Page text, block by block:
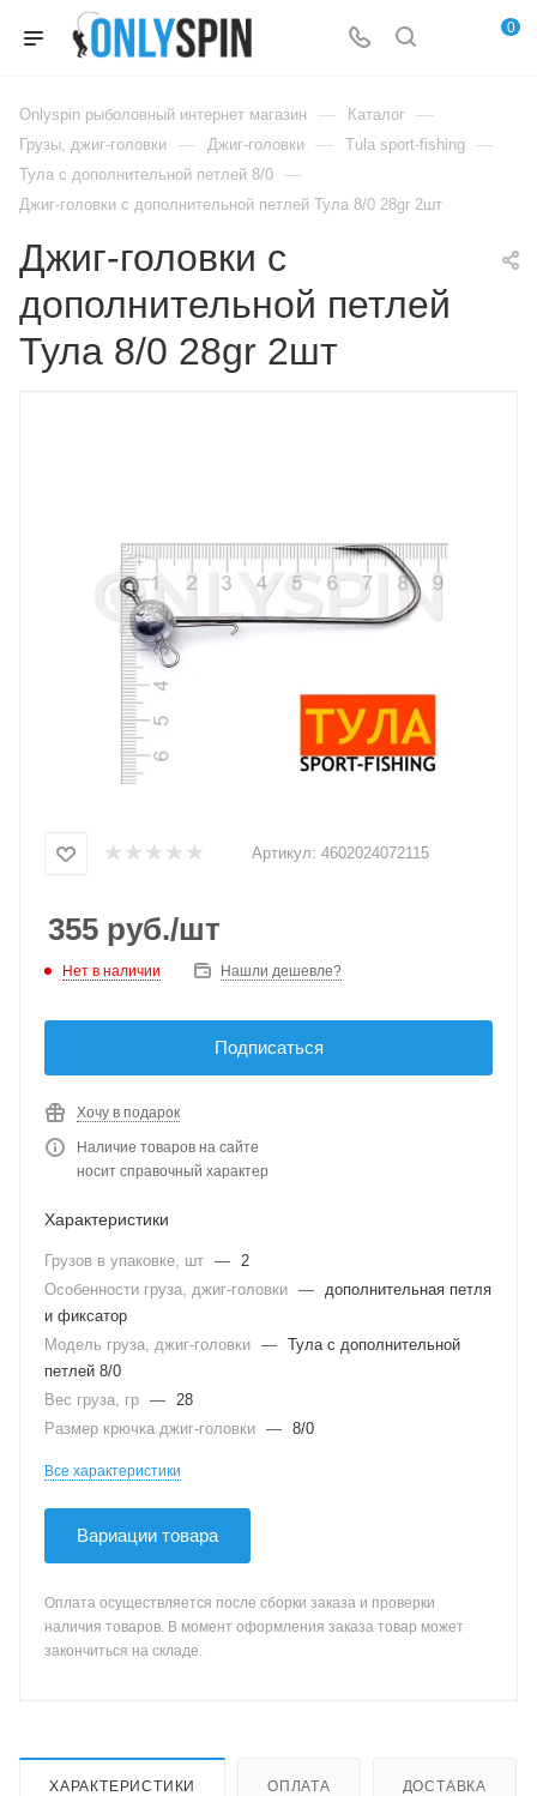
0
Onlyspin рыболовный интернет магазин — Каталог —
Грузы, джиг-головки — Джиг-головки — Tula sport-fishing —
Тула с дополнительной петлей 8/0 —
Джиг-головки с дополнительной петлей Тула 8/0 28gr 2шт
Джиг-головки с
дополнительной петлей
Тула 8/0 28gr 2шт
Артикул: 4602024072115
355 руб./шт
Нет в наличии Нашли дешевле?
Подписаться
Хочу в подарок
Наличие товаров на сайте
носит справочный характер
Характеристики
Грузов в упаковке, шт — 2
Особенности груза, джиг-головки — дополнительная петля
и фиксатор
Модель груза, джиг-головки — Тула с дополнительной
петлей 8/0
Вес груза, гр — 28
Размер крючка джиг-головки — 8/0
Все характеристики
Вариации товара
Оплата осуществляется после сборки заказа и проверки
наличия товаров. В момент оформления заказа товар может
закончиться на складе.
ХАРАКТЕРИСТИКИ ОПЛАТА ДОСТАВКА